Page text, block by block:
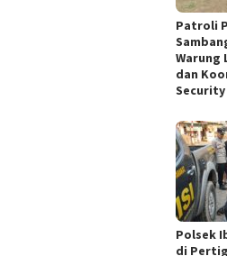
‎Patroli
Warung
dan
Security
Polsek
di